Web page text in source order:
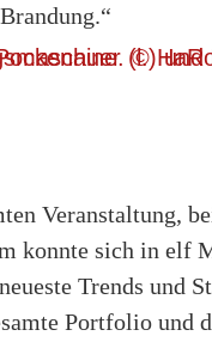
Veranstaltung,
konnte sich in elf
Trends und
Portfolio und